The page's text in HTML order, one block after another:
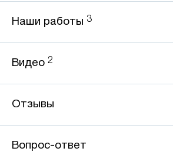
Наши работы 3
Видео 2
Отзывы
Вопрос-ответ